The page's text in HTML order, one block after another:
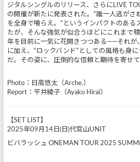
ジタルシングルのリリース、さらにLIVE
の開催が新たに発表された。“誰一人逃がさ
を全身で喰らえ。”というインパクトのある
たが、そんな強気が似合うほどにこれまで
年を目前に一気に花開きつつある――それが
に加え、“ロックバンド”としての風格も身
だ。その姿に、圧倒的な信頼と期待を寄せて
Photo：日高悠太（Arche.）
Report：平井綾子（Ayako Hirai）
【SET LIST】
2025年09月14日(日)代官山UNIT
ビバラッシュ ONEMAN TOUR 2025